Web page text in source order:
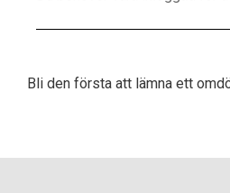
Bli den första att lämna ett